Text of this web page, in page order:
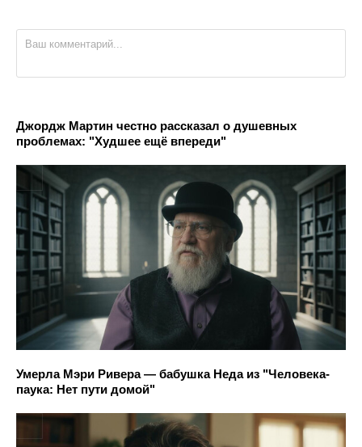
Джордж Мартин честно рассказал о душевных
проблемах: "Худшее ещё впереди"
Умерла Мэри Ривера — бабушка Неда из "Человека-
паука: Нет пути домой"